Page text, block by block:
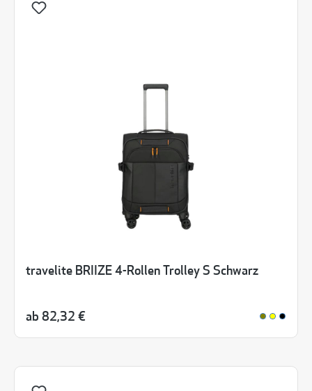
travelite BRIIZE 4-Rollen Trolley S Schwarz
ab 82,32 €